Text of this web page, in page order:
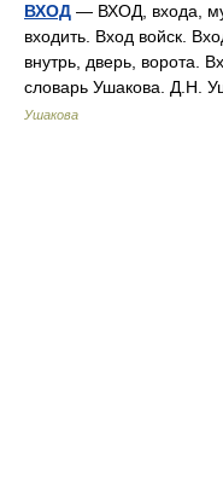
ВХОД — ВХОД, входа,
входить. Вход войск.
внутрь, дверь, ворота.
словарь Ушакова. Д.Н.
Ушакова